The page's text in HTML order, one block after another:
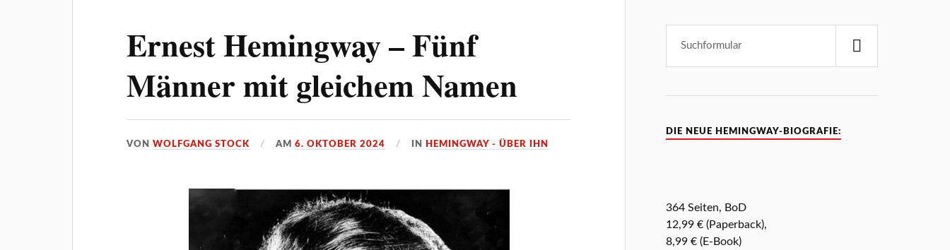
Ernest Hemingway – Fünf
Männer mit gleichem Namen
VONWOLFGANG STOCK AM6. OKTOBER 2024 IN HEMINGWAY - ÜBER IHN
DIE NEUE HEMINGWAY-BIOGRAFIE:
364 Seiten, BoD
12,99 € (Paperback),
8,99 € (E-Book)